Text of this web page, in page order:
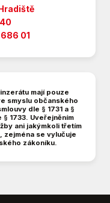
01
mají pouze
smyslu občanského
dle § 1731 a §
1733. Uveřejněním
ani jakýmkoli třetím
zejména se vylučuje
zákoníku.